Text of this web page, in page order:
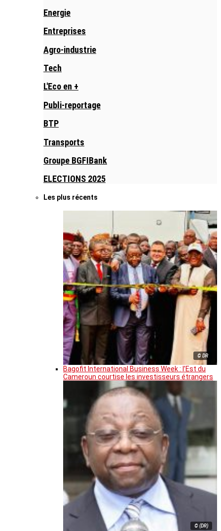
Energie
Entreprises
Agro-industrie
Tech
L'Eco en +
Publi-reportage
BTP
Transports
Groupe BGFIBank
ELECTIONS 2025
Les plus récents
© DR
Bagofit International Business Week : l’Est du
Cameroun courtise les investisseurs étrangers
© (DR)